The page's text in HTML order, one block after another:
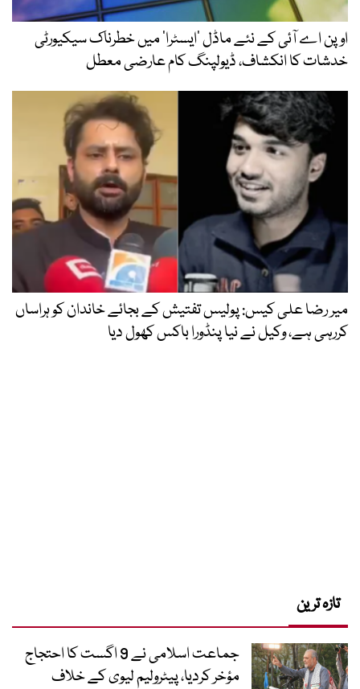
اوپن اے آئی کے نئے ماڈل ’ایسٹرا‘ میں خطرناک سیکیورٹی
خدشات کا انکشاف، ڈیولپنگ کام عارضی معطل
میر رضا علی کیس: پولیس تفتیش کے بجائے خاندان کو ہراساں
کررہی ہے، وکیل نے نیا پنڈورا باکس کھول دیا
تازہ ترین
جماعت اسلامی نے 9 اگست کا احتجاج
مؤخر کردیا، پیٹرولیم لیوی کے خلاف